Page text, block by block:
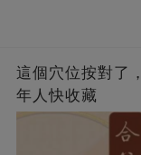
這個穴位按對了
年人快收藏